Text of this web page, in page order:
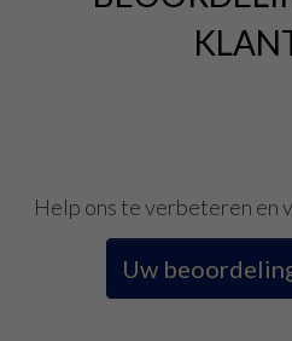
Help ons te verbeteren en
Uw